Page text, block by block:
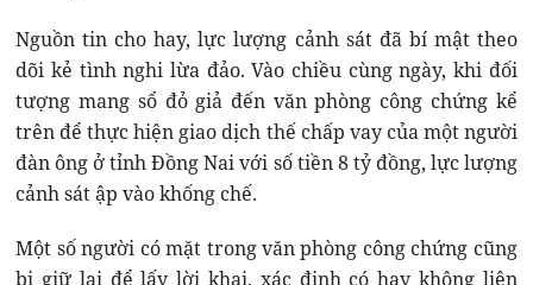
Nguồn tin cho hay, lực lượng cảnh sát đã bí mật theo
dõi kẻ tình nghi lừa đảo. Vào chiều cùng ngày, khi đối
tượng mang sổ đỏ giả đến văn phòng công chứng kể
trên để thực hiện giao dịch thế chấp vay của một người
đàn ông ở tỉnh Đồng Nai với số tiền 8 tỷ đồng, lực lượng
cảnh sát ập vào khống chế.
Một số người có mặt trong văn phòng công chứng cũng
bị giữ lại để lấy lời khai, xác định có hay không liên